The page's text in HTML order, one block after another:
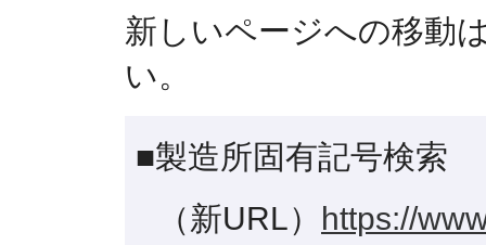
新しいページへの移動
い。
■製造所固有記号検索
（新URL） https://